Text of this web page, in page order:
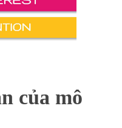
của mô